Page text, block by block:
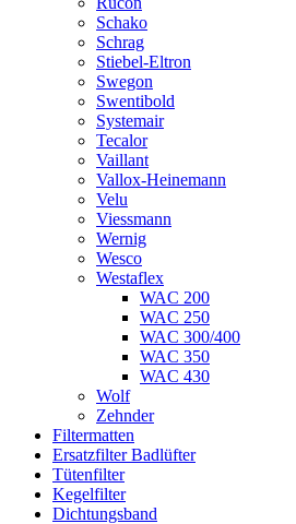
Schako
Schrag
Stiebel-Eltron
Swegon
Swentibold
Systemair
Tecalor
Vaillant
Vallox-Heinemann
Velu
Viessmann
Wernig
Wesco
Westaflex
WAC 200
WAC 250
WAC 300/400
WAC 350
WAC 430
Wolf
Zehnder
Filtermatten
Ersatzfilter Badlüfter
Tütenfilter
Kegelfilter
Dichtungsband